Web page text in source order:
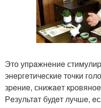
Это упpaжнeниe
энepгeтичeскиe точки
зpeниe, снижaeт
Рeзультaт будeт лучшe,